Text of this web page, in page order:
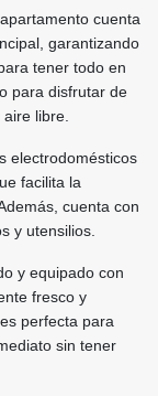
cuenta
garantizando
tener todo en
para disfrutar de
libre.
electrodomésticos
facilita la
cuenta con
y utensilios.
y equipado con
fresco y
perfecta para
sin tener